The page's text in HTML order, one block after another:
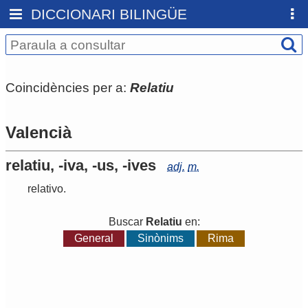
DICCIONARI BILINGÜE
Coincidències per a: Relatiu
Valencià
relatiu, -iva, -us, -ives adj. m.
relativo.
Buscar Relatiu en:
General
Sinònims Rima